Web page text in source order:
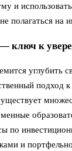
и
полагаться на
ключ к
углубить
подход
по
и